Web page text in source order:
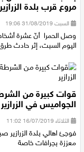
عرابة
اخبار عالمية
رياضة
تقارير خاصة
إصابات 10
مروع قرب بلدة الزرازير
السبت 31/08/2019 19:06
وصل الحمرا أنّ عشرة
قوات كبيرة من
الجواميس في الزرازير
الثلاثاء 16/07/2019 11:02
فوجئ اهالي بلدة الزرازير